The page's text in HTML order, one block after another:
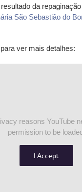
da
São Sebastião do
ver mais detalhes:
reasons YouTube
permission to be
I Accept